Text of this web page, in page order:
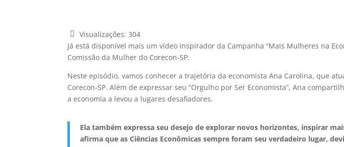
Visualizações: 304
Já está disponível mais um vídeo inspirador da Campanha “Mais Mulheres na
Comissão da Mulher do Corecon-SP.
Neste episódio, vamos conhecer a trajetória da economista Ana Carolina, que
Corecon-SP. Além de expressar seu “Orgulho por Ser Economista”, Ana
a economia a levou a lugares desafiadores.
Ela também expressa seu desejo de explorar novos horizontes, inspirar
afirma que as Ciências Econômicas sempre foram seu verdadeiro lugar,